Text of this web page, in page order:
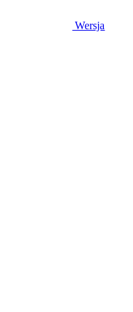
Wersja